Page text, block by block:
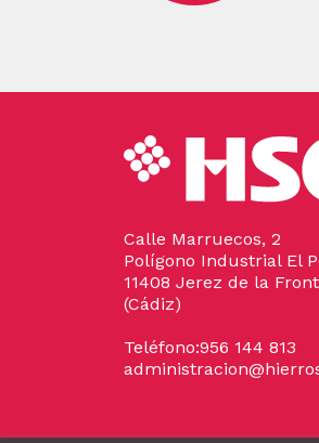
Calle Marruecos, 2
Polígono Industrial El
11408 Jerez de la
(Cádiz)
Teléfono:956 144 813